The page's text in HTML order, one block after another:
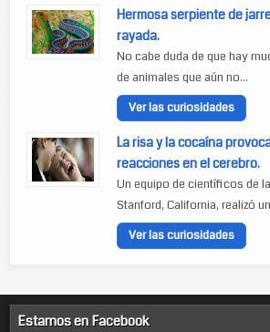
Hermosa serpiente de
rayada.
No cabe duda de que hay
de animales que aún no...
Ver las curiosidades
La risa y la cocaína
reacciones en el cerebro.
Un equipo de científicos de
Stanford, California, realizó
Ver las curiosidades
Estamos en Facebook